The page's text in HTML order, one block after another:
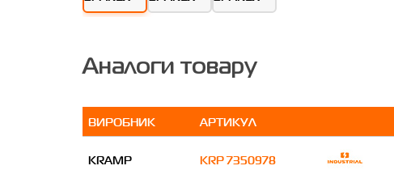
Аналоги товару
ВИРОБНИК АРТИКУЛ
KRAMP KRP 7350978